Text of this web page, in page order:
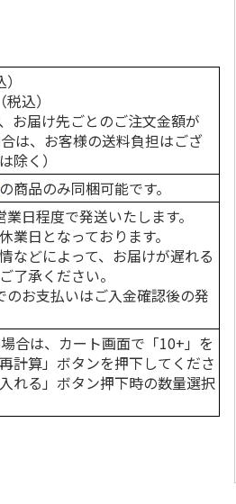
無添加良品 カムカ
ムデンタルコーン
ぐるぐるボーン型 S
…
470円
(送料別・税込)
銀のスプーン パウ
チ 健康に育つ子ね
こ用 まぐろ・かつ
おに…
120円
(送料別・税込)
込）
お届け先ごとのご注文金額が
は、お客様の送料負担はござ
除く）
の商品のみ同梱可能です。
日程度で発送いたします。
日となっております。
などによって、お届けが遅れる
了承ください。
お支払いはご入金確認後の発
合は、カート画面で「10+」を
計算」ボタンを押下してくださ
れる」ボタン押下時の数量選択